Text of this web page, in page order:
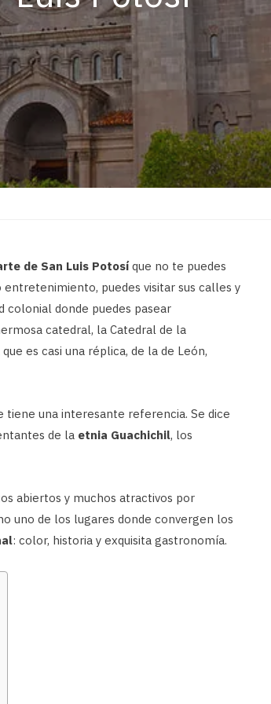
de San Luis Potosíque no te puedes
entretenimiento, puedes visitar sus calles y
colonial donde puedes pasear
catedral, la Catedral de la
es casi una réplica, de la de León,
tiene una interesante referencia. Se dice
de la etnia Guachichil, los
abiertos y muchos atractivos por
uno de los lugares donde convergen los
: color, historia y exquisita gastronomía.